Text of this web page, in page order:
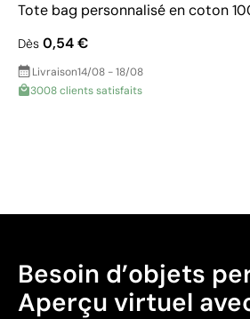
Tote bag personnalisé en coton
Dès 0,54 €
Livraison14/08 - 18/08
3008 clients satisfaits
Besoin d’objets
Aperçu virtuel